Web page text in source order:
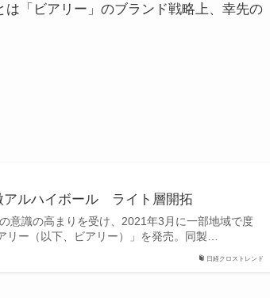
「ビアリー」のブランド戦略上、幸先の
日経クロストレンド
アルハイボール ライト層開拓
意識の高まりを受け、2021年3月に一部地域で度
リー（以下、ビアリー）」を発売。同製…